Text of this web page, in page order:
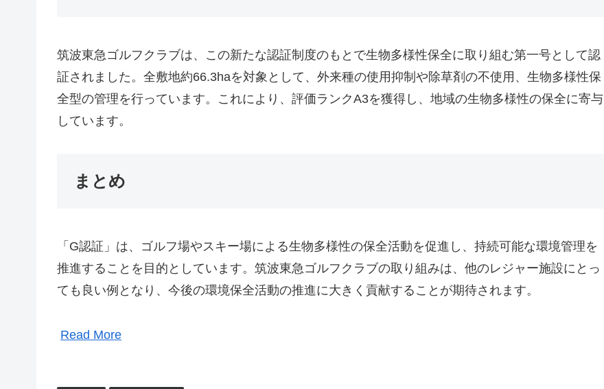
筑波東急ゴルフクラブは、この新たな認証制度のもとで生物多様性保全に取り組む第一号として認
証されました。全敷地約66.3haを対象として、外来種の使用抑制や除草剤の不使用、生物多様性保
全型の管理を行っています。これにより、評価ランクA3を獲得し、地域の生物多様性の保全に寄与
しています。
まとめ
「G認証」は、ゴルフ場やスキー場による生物多様性の保全活動を促進し、持続可能な環境管理を
推進することを目的としています。筑波東急ゴルフクラブの取り組みは、他のレジャー施設にとっ
ても良い例となり、今後の環境保全活動の推進に大きく貢献することが期待されます。
Read More